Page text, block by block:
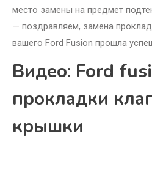
место замены на предмет
— поздравляем, замена
вашего Ford Fusion прошла
Видео: Ford
прокладки
крышки